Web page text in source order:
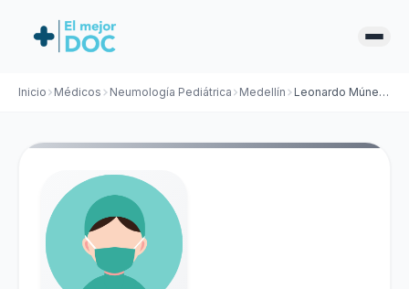
Inicio Médicos Neumología Pediátrica Medellín Leonardo Múnera Montes